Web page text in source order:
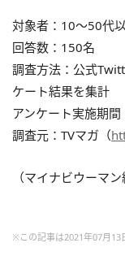
対象者：10～50代
回答数：150名
調査方法：公式
ケート結果を集計
アンケート実施期
調査元：TVマガ（
（マイナビウーマン
※この記事は2021年07月13